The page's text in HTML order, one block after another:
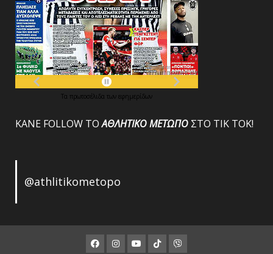
Τα πρωτοσέλιδα των εφημερίδων
ΚΑΝΕ FOLLOW ΤΟΑΘΛΗΤΙΚΟΜΕΤΩΠΟ ΣΤΟ ΤΙΚ ΤΟΚ!
@athlitikometopo
Facebook
Instagram
Youtube
ΤΙΚ
Viber